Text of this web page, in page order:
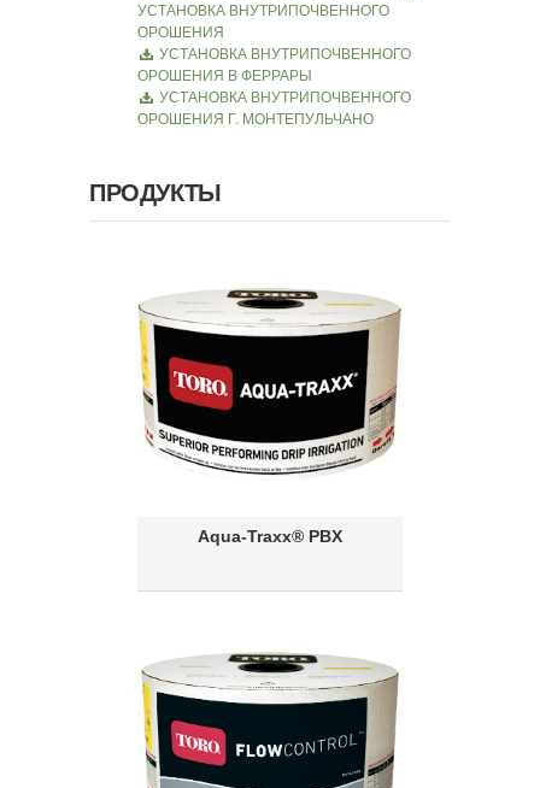
УСТАНОВКА ВНУТРИПОЧВЕННОГО
ОРОШЕНИЯ
УСТАНОВКА ВНУТРИПОЧВЕННОГО
ОРОШЕНИЯ В ФЕРРАРЫ
УСТАНОВКА ВНУТРИПОЧВЕННОГО
ОРОШЕНИЯ Г. МОНТЕПУЛЬЧАНО
ПРОДУКТЫ
Aqua-Traxx® PBX